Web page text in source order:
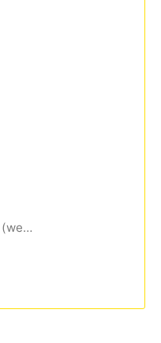
Backrooms. Bez wyjścia (wersja rozszerzona)